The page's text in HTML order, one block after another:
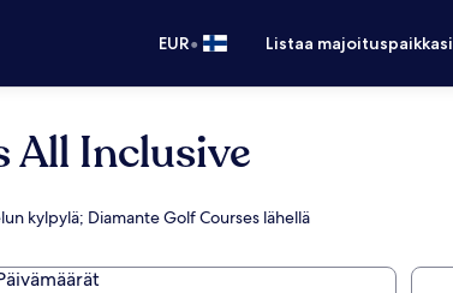
EUR• Listaa majoituspaikkasi
All Inclusive
kylpylä; Diamante Golf Courses lähellä